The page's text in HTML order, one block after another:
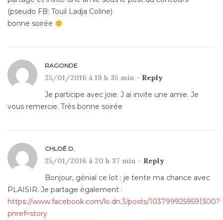
(pseudo FB: Touil Ladja Coline)
bonne soirée
RAGONDE
25/01/2016 à 19 h 35 min - Reply
Je participe avec joie. J ai invite une amie. Je
vous remercie. Très bonne soirée
CHLOÉ D.
25/01/2016 à 20 h 37 min - Reply
Bonjour, génial ce lot : je tente ma chance avec
PLAISIR. Je partage également :
https://www.facebook.com/lo.dn.3/posts/1037999259591300?
pnref=story